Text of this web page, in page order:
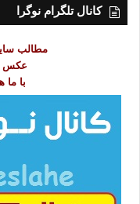
کانال تلگرام نوگرا
مطالب
عکس
با ما